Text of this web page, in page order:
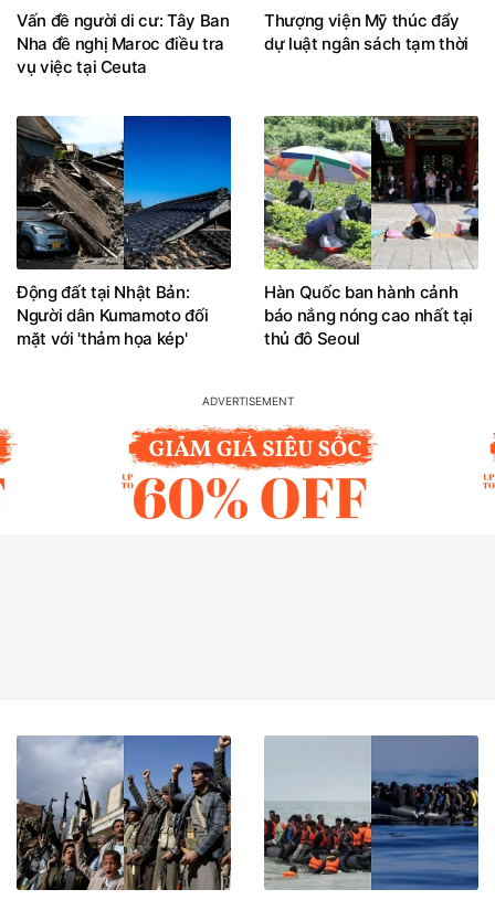
Vấn đề người di cư: Tây Ban
Nha đề nghị Maroc điều tra
vụ việc tại Ceuta
Thượng viện Mỹ thúc đẩy
dự luật ngân sách tạm thời
Động đất tại Nhật Bản:
Người dân Kumamoto đối
mặt với 'thảm họa kép'
Hàn Quốc ban hành cảnh
báo nắng nóng cao nhất tại
thủ đô Seoul